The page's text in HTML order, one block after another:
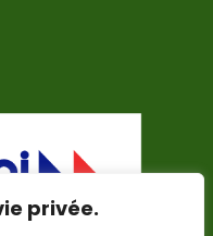
privée.